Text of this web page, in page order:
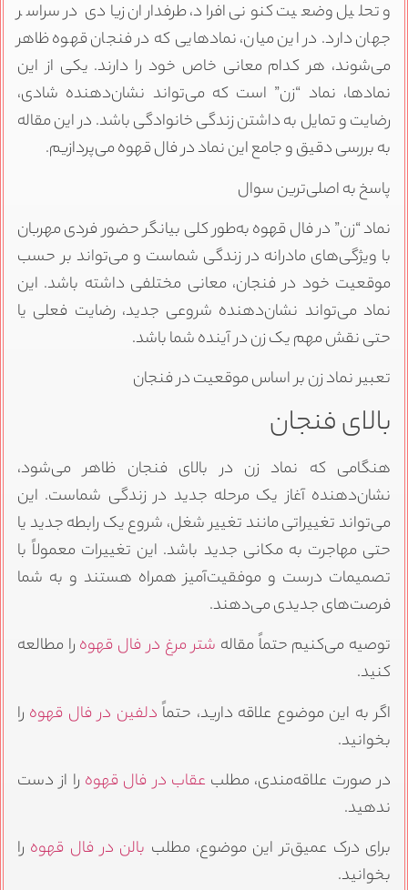
و تحلیل وضعیت کنونی افراد، طرفداران زیادی در سراسر
جهان دارد. در این میان، نمادهایی که در فنجان قهوه ظاهر
می‌شوند، هر کدام معانی خاص خود را دارند. یکی از این
نمادها، نماد “زن” است که می‌تواند نشان‌دهنده شادی،
رضایت و تمایل به داشتن زندگی خانوادگی باشد. در این مقاله
به بررسی دقیق و جامع این نماد در فال قهوه می‌پردازیم.
پاسخ به اصلی‌ترین سوال
نماد “زن” در فال قهوه به‌طور کلی بیانگر حضور فردی مهربان
با ویژگی‌های مادرانه در زندگی شماست و می‌تواند بر حسب
موقعیت خود در فنجان، معانی مختلفی داشته باشد. این
نماد می‌تواند نشان‌دهنده شروعی جدید، رضایت فعلی یا
حتی نقش مهم یک زن در آینده شما باشد.
تعبیر نماد زن بر اساس موقعیت در فنجان
بالای فنجان
هنگامی که نماد زن در بالای فنجان ظاهر می‌شود،
نشان‌دهنده آغاز یک مرحله جدید در زندگی شماست. این
می‌تواند تغییراتی مانند تغییر شغل، شروع یک رابطه جدید یا
حتی مهاجرت به مکانی جدید باشد. این تغییرات معمولاً با
تصمیمات درست و موفقیت‌آمیز همراه هستند و به شما
فرصت‌های جدیدی می‌دهند.
توصیه می‌کنیم حتماً مقاله شتر مرغ در فال قهوهرا مطالعه
کنید.
اگر به این موضوع علاقه دارید، حتماً دلفین در فال قهوهرا
بخوانید.
در صورت علاقه‌مندی، مطلب عقاب در فال قهوهرا از دست
ندهید.
برای درک عمیق‌تر این موضوع، مطلب بالن در فال قهوهرا
بخوانید.